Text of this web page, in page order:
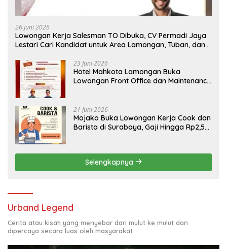
26 Juni 2026
Lowongan Kerja Salesman TO Dibuka, CV Permadi Jaya
Lestari Cari Kandidat untuk Area Lamongan, Tuban, dan
23 Juni 2026
Hotel Mahkota Lamongan Buka
Lowongan Front Office dan Maintenance
21 Juni 2026
Mojako Buka Lowongan Kerja Cook dan
Barista di Surabaya, Gaji Hingga Rp2,5
Selengkapnya
Urband Legend
Cerita atau kisah yang menyebar dari mulut ke mulut dan
dipercaya secara luas oleh masyarakat